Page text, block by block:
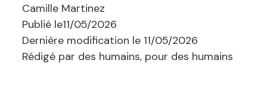
Camille Martinez
Publié le11/05/2026
Dernière modification le 11/05/2026
Rédigé par des humains, pour des humains